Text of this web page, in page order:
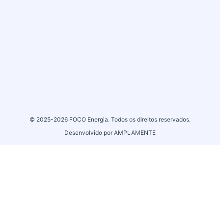
© 2025-2026 FOCO Energia. Todos os direitos reservados.
Desenvolvido por AMPLAMENTE